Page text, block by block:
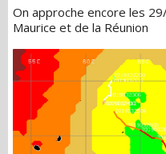
On approche encore les
Maurice et de la Réunion